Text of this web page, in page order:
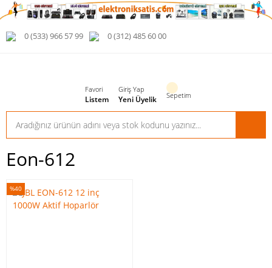
0 (533) 966 57 99 0 (312) 485 60 00
Favori
Listem
Giriş Yap
Yeni Üyelik Sepetim
Eon-612
%40